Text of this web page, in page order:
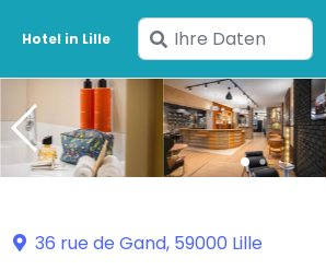
Hotel in Lille
Geben
Sie
Ihre
Daten
ein
36 rue de Gand, 59000 Lille